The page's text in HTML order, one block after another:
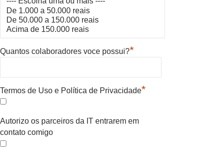
Quantos colaboradores voce possui?*
Termos de Uso e Política de Privacidade*
Autorizo os parceiros da IT entrarem em
contato comigo